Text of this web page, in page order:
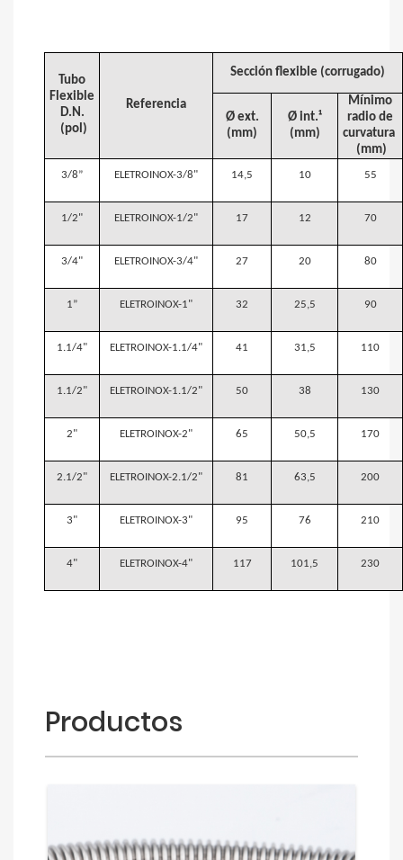
Tubo
Flexible
D.N.​
(pol)
Referencia
Sección flexible (corrugado)​
Ø ext.
(mm)
Ø int.¹
(mm)
Mínimo
radio de
curvatura
(mm)
3/8” ELETROINOX-3/8" 14,5 10 55
1/2" ELETROINOX-1/2" 17 12 70
3/4" ELETROINOX-3/4" 27 20 80
1” ELETROINOX-1" 32 25,5 90
1.1/4" ELETROINOX-1.1/4" 41 31,5 110
1.1/2" ELETROINOX-1.1/2" 50 38 130
2" ELETROINOX-2" 65 50,5 170
2.1/2" ELETROINOX-2.1/2" 81 63,5 200
3" ELETROINOX-3" 95 76 210
4" ELETROINOX-4" 117 101,5 230
Productos